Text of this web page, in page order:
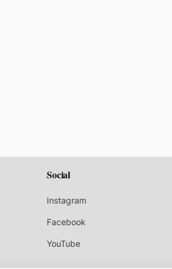
Social
Instagram
Facebook
YouTube